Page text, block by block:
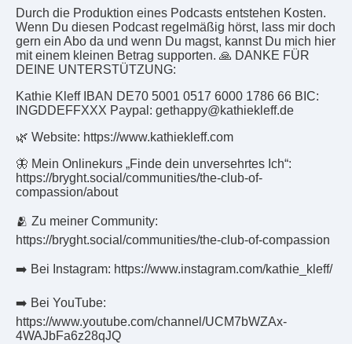
Durch die Produktion eines Podcasts entstehen Kosten.
Wenn Du diesen Podcast regelmäßig hörst, lass mir doch
gern ein Abo da und wenn Du magst, kannst Du mich hier
mit einem kleinen Betrag supporten. 🙏 DANKE FÜR
DEINE UNTERSTÜTZUNG:
Kathie Kleff IBAN DE70 5001 0517 6000 1786 66 BIC:
INGDDEFFXXX Paypal: gethappy@kathiekleff.de
🌿 Website: https://www.kathiekleff.com
🦋 Mein Onlinekurs „Finde dein unversehrtes Ich“:
https://bryght.social/communities/the-club-of-
compassion/about
🫂 Zu meiner Community:
https://bryght.social/communities/the-club-of-compassion
➡️ Bei Instagram: https://www.instagram.com/kathie_kleff/
➡️ Bei YouTube:
https://www.youtube.com/channel/UCM7bWZAx-
4WAJbFa6z28qJQ